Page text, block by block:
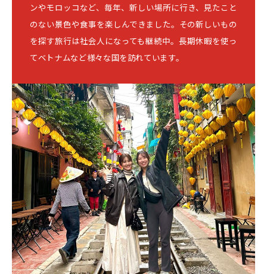
ンやモロッコなど、毎年、新しい場所に行き、見たこと
のない景色や食事を楽しんできました。その新しいもの
を探す旅行は社会人になっても継続中。長期休暇を使っ
てベトナムなど様々な国を訪れています。